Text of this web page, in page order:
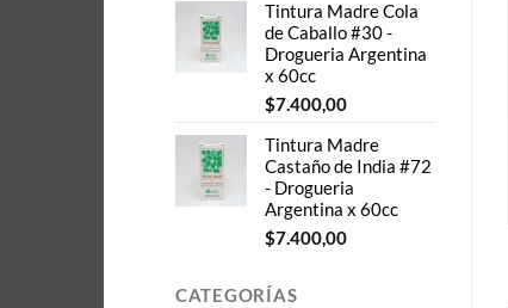
Tintura Madre Cola
de Caballo #30 -
Drogueria Argentina
x 60cc
$7.400,00
Tintura Madre
Castaño de India #72
- Drogueria
Argentina x 60cc
$7.400,00
CATEGORÍAS